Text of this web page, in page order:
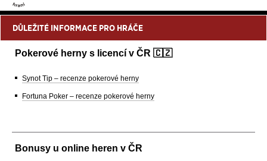
DŮLEŽITÉ INFORMACE PRO HRÁČE
Pokerové herny s licencí v ČR 🇨🇿
Synot Tip – recenze pokerové herny
Fortuna Poker – recenze pokerové herny
Bonusy u online heren v ČR